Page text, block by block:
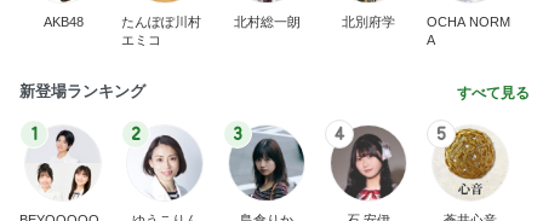
AKB48
たんぽぽ川村
エミコ
北村総一朗 北別府学
OCHA NORM
A
新登場ランキング すべて見る
1 2 3 4 5